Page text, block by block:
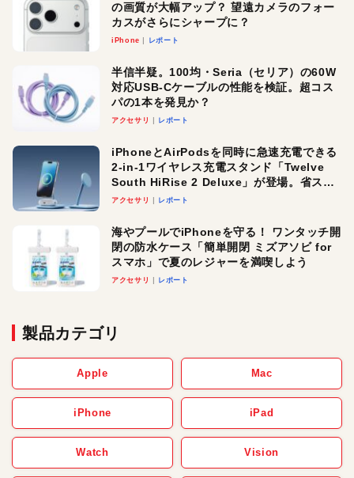
の画質が大幅アップ？ 望遠カメラのフォー
カスがさらにシャープに？
iPhone レポート
半信半疑。100均・Seria（セリア）の60W
対応USB-Cケーブルの性能を検証。超コス
パの1本を発見か？
アクセサリ レポート
iPhoneとAirPodsを同時に急速充電できる
2-in-1ワイヤレス充電スタンド「Twelve
South HiRise 2 Deluxe」が登場。省スペ
ースでおしゃれに充電したい人にオスス
アクセサリ レポート
海やプールでiPhoneを守る！ ワンタッチ開
閉の防水ケース「簡単開閉 ミズアソビ for
スマホ」で夏のレジャーを満喫しよう
アクセサリ レポート
製品カテゴリ
Apple Mac
iPhone iPad
Watch Vision